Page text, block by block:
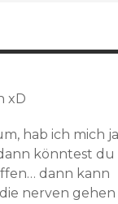
xD
hab ich mich ja
könntest du
dann kann
nerven gehen